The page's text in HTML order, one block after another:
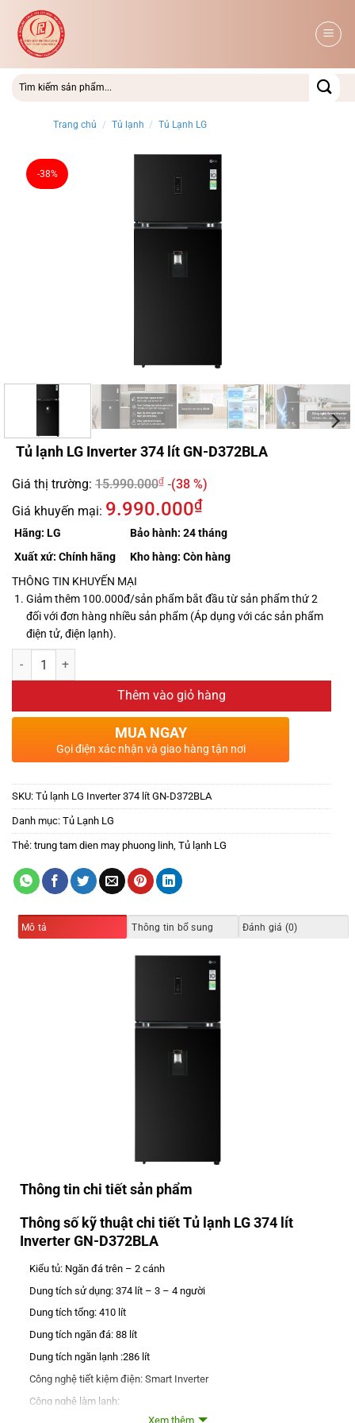
qua
dung
Trang chủ / Tủ lạnh / Tủ Lạnh LG
-38%
Tủ lạnh LG Inverter 374 lít GN-D372BLA
Giá thị trường: 15.990.000₫
(38 %)
Giá khuyến mại: 9.990.000₫
Hãng: LG
Xuất xứ: Chính hãng
Bảo hành: 24 tháng
Kho hàng: Còn hàng
THÔNG TIN KHUYẾN MẠI
Giảm thêm 100.000đ/sản phẩm bắt đầu từ sản phẩm thứ 2
đối với đơn hàng nhiều sản phẩm (Áp dụng với các sản phẩm
điện tử, điện lạnh).
Thêm vào giỏ hàng
MUA NGAY
Gọi điện xác nhận và giao hàng tận nơi
SKU: Tủ lạnh LG Inverter 374 lít GN-D372BLA
Danh mục: Tủ Lạnh LG
Thẻ: trung tam dien may phuong linh Tủ lạnh LG
Mô tả Thông tin bổ sung Đánh giá (0)
Thông tin chi tiết sản phẩm
Thông số kỹ thuật chi tiết Tủ lạnh LG 374 lít
Inverter GN-D372BLA
Kiểu tủ: Ngăn đá trên – 2 cánh
Dung tích sử dụng: 374 lít – 3 – 4 người
Dung tích tổng: 410 lít
Dung tích ngăn đá: 88 lít
Dung tích ngăn lạnh :286 lít
Công nghệ tiết kiệm điện: Smart Inverter
Công nghệ làm lạnh:
Xem thêm